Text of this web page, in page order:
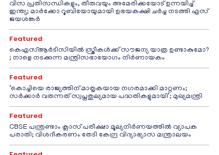
വിസ പ്രതിസന്ധികളും, തീരുവയും അമേരിക്കയോട് ഉന്നയിച്ച്
ഇന്ത്യ; മാർക്കോ റൂബിയോയുമായി ഉഭയകക്ഷി ചർച്ച നടത്തി എസ്
ജയശങ്കർ
Featured
കെഎസ്ആർടിസിയിൽ സ്ത്രീകൾക്ക് സൗജന്യ യാത്ര ഉണ്ടാകുമോ?
; നാളെ നടക്കുന്ന മന്ത്രിസഭായോഗം നിർണായകം
Featured
‘കൊച്ചിയെ രാജ്യത്തിന് മാതൃകയായ നഗരമാക്കി മാറ്റണം;
സർക്കാർ വരുന്നത് സ്വപ്നതുല്യമായ പദ്ധതികളുമായി’; മുഖ്യമന്ത്രി
Featured
CBSE പന്ത്രണ്ടാം ക്ലാസ് പരീക്ഷാ മൂല്യനിർണയത്തിൽ വ്യാപക
പരാതി; വിശദീകരണം തേടി കേന്ദ്ര വിദ്യാഭ്യാസ മന്ത്രാലയം